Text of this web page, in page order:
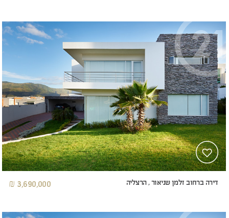
דירה ברחוב זלמן שניאור , הרצליה 3,690,000 ₪